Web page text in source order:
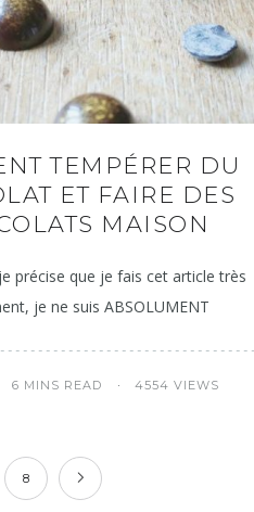
TEMPÉRER DU
ET FAIRE DES
MAISON
précise que je fais cet article très
je ne suis ABSOLUMENT
6 MINS READ 4554 VIEWS
8